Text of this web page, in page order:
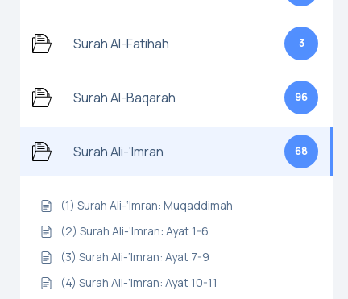
Surah Al-Fatihah 3
Surah Al-Baqarah 96
Surah Ali-'Imran 68
(1) Surah Ali-‘Imran: Muqaddimah
(2) Surah Ali-‘Imran: Ayat 1-6
(3) Surah Ali-‘Imran: Ayat 7-9
(4) Surah Ali-‘Imran: Ayat 10-11